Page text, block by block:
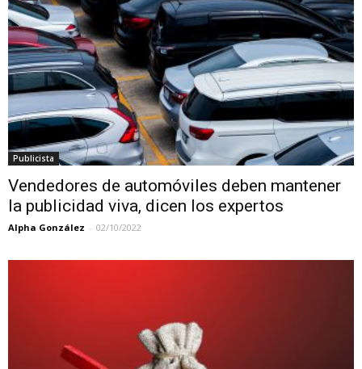
Publicista
Vendedores de automóviles deben mantener
la publicidad viva, dicen los expertos
Alpha González - 02/10/2022